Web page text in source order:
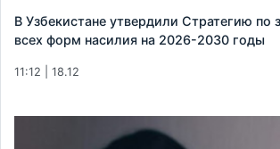
В Узбекистане утвердили Стратегию по
всех форм насилия на 2026-2030 годы
11:12 | 18.12